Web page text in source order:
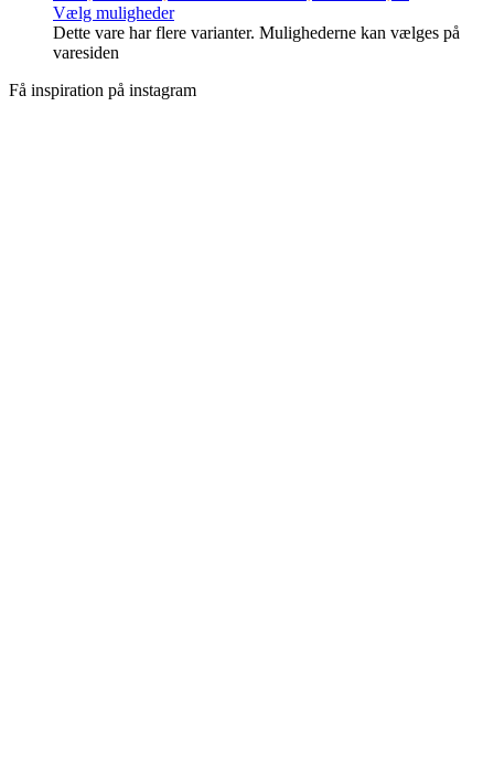
Vælg muligheder
Dette vare har flere varianter. Mulighederne kan vælges på
varesiden
Få inspiration på instagram